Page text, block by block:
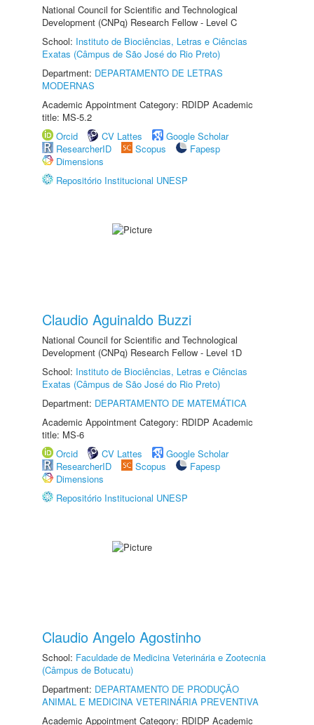
National Council for Scientific and Technological
Development (CNPq) Research Fellow - Level C
School: Instituto de Biociências, Letras e Ciências
Exatas (Câmpus de São José do Rio Preto)
Department: DEPARTAMENTO DE LETRAS
MODERNAS
Academic Appointment Category: RDIDP Academic
title: MS-5.2
Orcid
CV Lattes
Google Scholar
ResearcherID
Scopus
Fapesp
Dimensions
Repositório Institucional UNESP
Claudio Aguinaldo Buzzi
National Council for Scientific and Technological
Development (CNPq) Research Fellow - Level 1D
School: Instituto de Biociências, Letras e Ciências
Exatas (Câmpus de São José do Rio Preto)
Department: DEPARTAMENTO DE MATEMÁTICA
Academic Appointment Category: RDIDP Academic
title: MS-6
Orcid
CV Lattes
Google Scholar
ResearcherID
Scopus
Fapesp
Dimensions
Repositório Institucional UNESP
Claudio Angelo Agostinho
School: Faculdade de Medicina Veterinária e Zootecnia
(Câmpus de Botucatu)
Department: DEPARTAMENTO DE PRODUÇÃO
ANIMAL E MEDICINA VETERINÁRIA PREVENTIVA
Academic Appointment Category: RDIDP Academic